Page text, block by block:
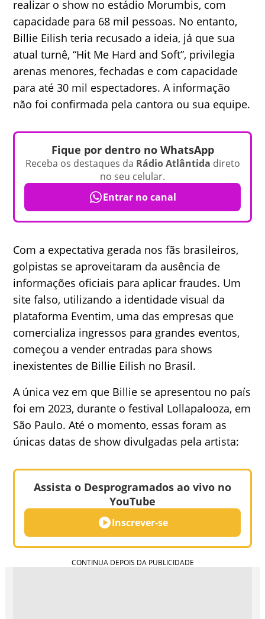
realizar o show no estádio Morumbis, com
capacidade para 68 mil pessoas. No entanto,
Billie Eilish teria recusado a ideia, já que sua
atual turnê, “Hit Me Hard and Soft”, privilegia
arenas menores, fechadas e com capacidade
para até 30 mil espectadores. A informação
não foi confirmada pela cantora ou sua equipe.
Fique por dentro no WhatsApp
Receba os destaques da Rádio Atlântida direto
no seu celular.
Entrar no canal
Com a expectativa gerada nos fãs brasileiros,
golpistas se aproveitaram da ausência de
informações oficiais para aplicar fraudes. Um
site falso, utilizando a identidade visual da
plataforma Eventim, uma das empresas que
comercializa ingressos para grandes eventos,
começou a vender entradas para shows
inexistentes de Billie Eilish no Brasil.
A única vez em que Billie se apresentou no país
foi em 2023, durante o festival Lollapalooza, em
São Paulo. Até o momento, essas foram as
únicas datas de show divulgadas pela artista:
Assista o Desprogramados ao vivo no
YouTube
Inscrever-se